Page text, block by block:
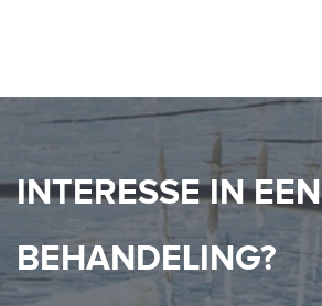
INTERESSE IN EEN
BEHANDELING?